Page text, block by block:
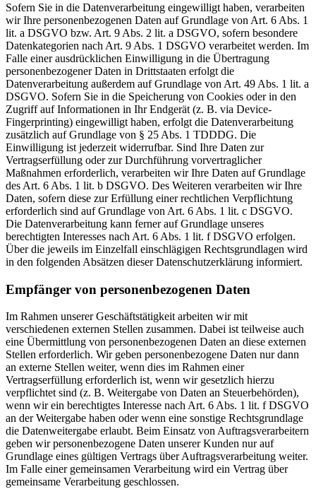
Sofern Sie in die Datenverarbeitung eingewilligt haben, verarbeiten
wir Ihre personenbezogenen Daten auf Grundlage von Art. 6 Abs. 1
lit. a DSGVO bzw. Art. 9 Abs. 2 lit. a DSGVO, sofern besondere
Datenkategorien nach Art. 9 Abs. 1 DSGVO verarbeitet werden. Im
Falle einer ausdrücklichen Einwilligung in die Übertragung
personenbezogener Daten in Drittstaaten erfolgt die
Datenverarbeitung außerdem auf Grundlage von Art. 49 Abs. 1 lit. a
DSGVO. Sofern Sie in die Speicherung von Cookies oder in den
Zugriff auf Informationen in Ihr Endgerät (z. B. via Device-
Fingerprinting) eingewilligt haben, erfolgt die Datenverarbeitung
zusätzlich auf Grundlage von § 25 Abs. 1 TDDDG. Die
Einwilligung ist jederzeit widerrufbar. Sind Ihre Daten zur
Vertragserfüllung oder zur Durchführung vorvertraglicher
Maßnahmen erforderlich, verarbeiten wir Ihre Daten auf Grundlage
des Art. 6 Abs. 1 lit. b DSGVO. Des Weiteren verarbeiten wir Ihre
Daten, sofern diese zur Erfüllung einer rechtlichen Verpflichtung
erforderlich sind auf Grundlage von Art. 6 Abs. 1 lit. c DSGVO.
Die Datenverarbeitung kann ferner auf Grundlage unseres
berechtigten Interesses nach Art. 6 Abs. 1 lit. f DSGVO erfolgen.
Über die jeweils im Einzelfall einschlägigen Rechtsgrundlagen wird
in den folgenden Absätzen dieser Datenschutzerklärung informiert.
Empfänger von personenbezogenen Daten
Im Rahmen unserer Geschäftstätigkeit arbeiten wir mit
verschiedenen externen Stellen zusammen. Dabei ist teilweise auch
eine Übermittlung von personenbezogenen Daten an diese externen
Stellen erforderlich. Wir geben personenbezogene Daten nur dann
an externe Stellen weiter, wenn dies im Rahmen einer
Vertragserfüllung erforderlich ist, wenn wir gesetzlich hierzu
verpflichtet sind (z. B. Weitergabe von Daten an Steuerbehörden),
wenn wir ein berechtigtes Interesse nach Art. 6 Abs. 1 lit. f DSGVO
an der Weitergabe haben oder wenn eine sonstige Rechtsgrundlage
die Datenweitergabe erlaubt. Beim Einsatz von Auftragsverarbeitern
geben wir personenbezogene Daten unserer Kunden nur auf
Grundlage eines gültigen Vertrags über Auftragsverarbeitung weiter.
Im Falle einer gemeinsamen Verarbeitung wird ein Vertrag über
gemeinsame Verarbeitung geschlossen.